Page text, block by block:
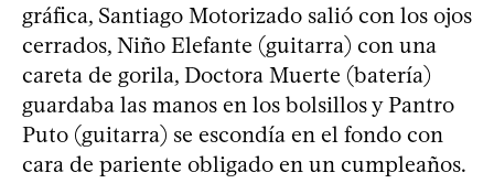
gráfica, Santiago Motorizado salió con los ojos
cerrados, Niño Elefante (guitarra) con una
careta de gorila, Doctora Muerte (batería)
guardaba las manos en los bolsillos y Pantro
Puto (guitarra) se escondía en el fondo con
cara de pariente obligado en un cumpleaños.